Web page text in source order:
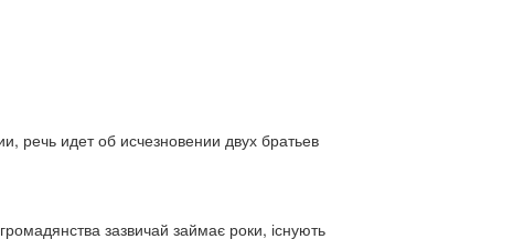
идет об исчезновении двух братьев
зазвичай займає роки, існують